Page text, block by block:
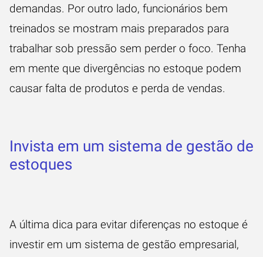
demandas. Por outro lado, funcionários bem
treinados se mostram mais preparados para
trabalhar sob pressão sem perder o foco. Tenha
em mente que divergências no estoque podem
causar falta de produtos e perda de vendas.
Invista em um sistema de gestão de
estoques
A última dica para evitar diferenças no estoque é
investir em um sistema de gestão empresarial,